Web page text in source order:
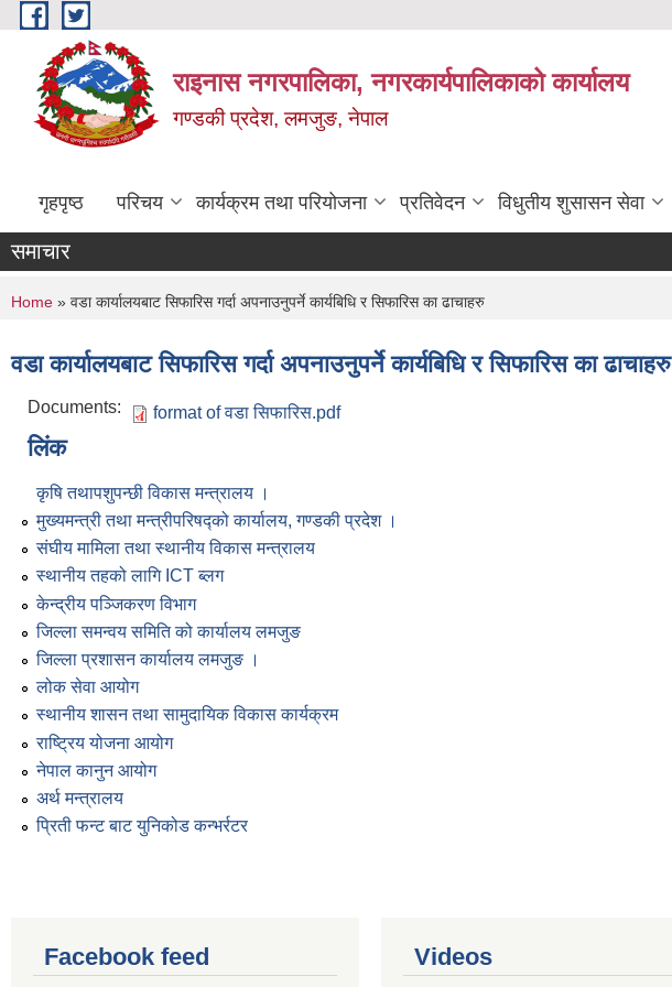
Skip to main content
राइनास नगरपालिका, नगरकार्यपालिकाको कार्यालय
गण्डकी प्रदेश, लमजुङ, नेपाल
गृहपृष्ठ परिचय कार्यक्रम तथा परियोजना प्रतिवेदन विधुतीय शुसासन सेवा
समाचार
You are here
Home » वडा कार्यालयबाट सिफारिस गर्दा अपनाउनुपर्ने कार्यबिधि र सिफारिस का ढाचाहरु
वडा कार्यालयबाट सिफारिस गर्दा अपनाउनुपर्ने कार्यबिधि र सिफारिस का ढाचाहरु
Documents: format of वडा सिफारिस.pdf
लिंक
कृषि तथापशुपन्छी विकास मन्त्रालय ।
मुख्यमन्त्री तथा मन्त्रीपरिषद्को कार्यालय, गण्डकी प्रदेश ।
संघीय मामिला तथा स्थानीय विकास मन्त्रालय
स्थानीय तहको लागि ICT ब्लग
केन्द्रीय पञ्जिकरण विभाग
जिल्ला समन्वय समिति को कार्यालय लमजुङ
जिल्ला प्रशासन कार्यालय लमजुङ ।
लोक सेवा आयोग
स्थानीय शासन तथा सामुदायिक विकास कार्यक्रम
राष्ट्रिय योजना आयोग
नेपाल कानुन आयोग
अर्थ मन्त्रालय
प्रिती फन्ट बाट युनिकोड कन्भर्रटर
Facebook feed Videos